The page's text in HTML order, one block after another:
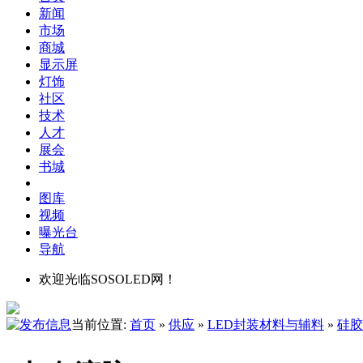
新闻
市场
商城
显示屏
灯饰
社区
技术
人才
展会
书城
图库
视频
曝光台
导航
欢迎光临SOSOLED网！
当前位置: 首页 » 供应 » LED封装材料与辅料 » 硅